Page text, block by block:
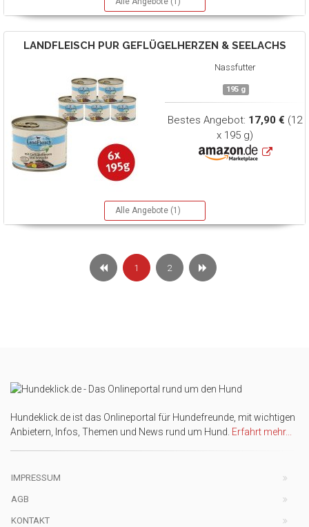
LANDFLEISCH PUR GEFLÜGELHERZEN & SEELACHS
Nassfutter
195 g
Bestes Angebot: 17,90 € (12
x 195 g)
Alle Angebote (1)
1 2
Hundeklick.de ist das Onlineportal für Hundefreunde, mit wichtigen
Anbietern, Infos, Themen und News rund um Hund. Erfahrt mehr...
IMPRESSUM
AGB
KONTAKT